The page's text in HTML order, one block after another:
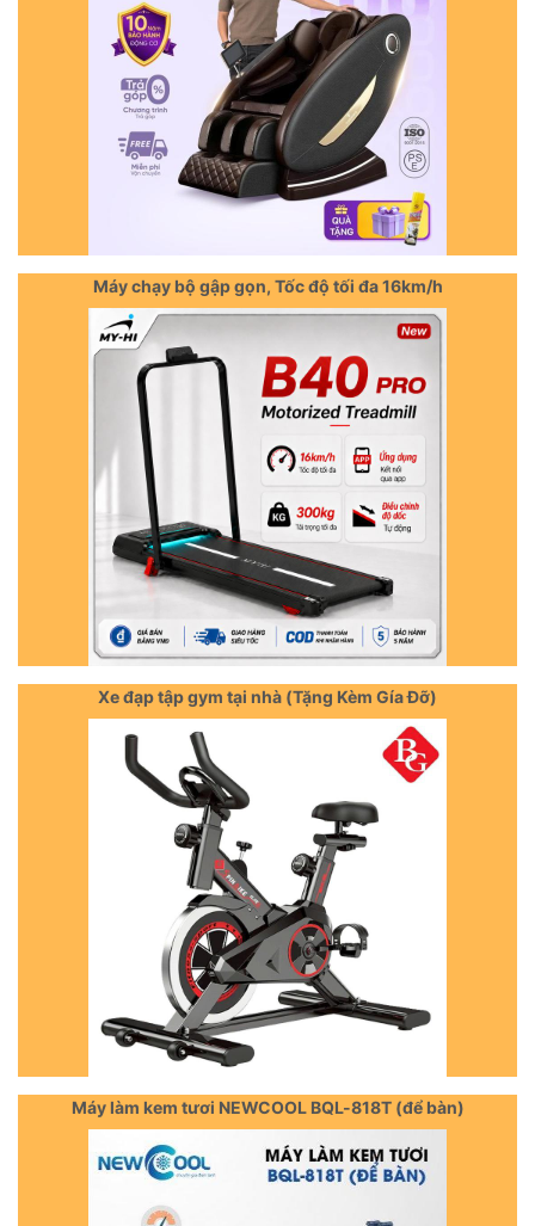
Máy chạy bộ gập gọn, Tốc độ tối đa 16km/h
Xe đạp tập gym tại nhà (Tặng Kèm Gía Đỡ)
Máy làm kem tươi NEWCOOL BQL-818T (để bàn)